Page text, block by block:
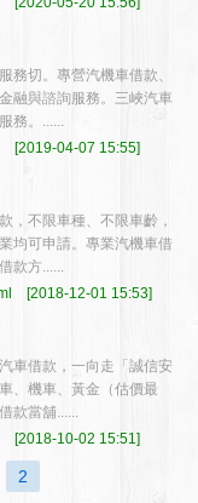
務切。專營汽機車借款、
融與諮詢服務。三峽汽車
務。......
[2019-04-07 15:55]
，不限車種、不限車齡，
均可申請。專業汽機車借
款方......
[2018-12-01 15:53]
車借款，一向走「誠信安
、機車、黃金（估價最
款當舖......
[2018-10-02 15:51]
2